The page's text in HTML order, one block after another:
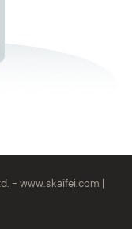
- www.skaifei.com |